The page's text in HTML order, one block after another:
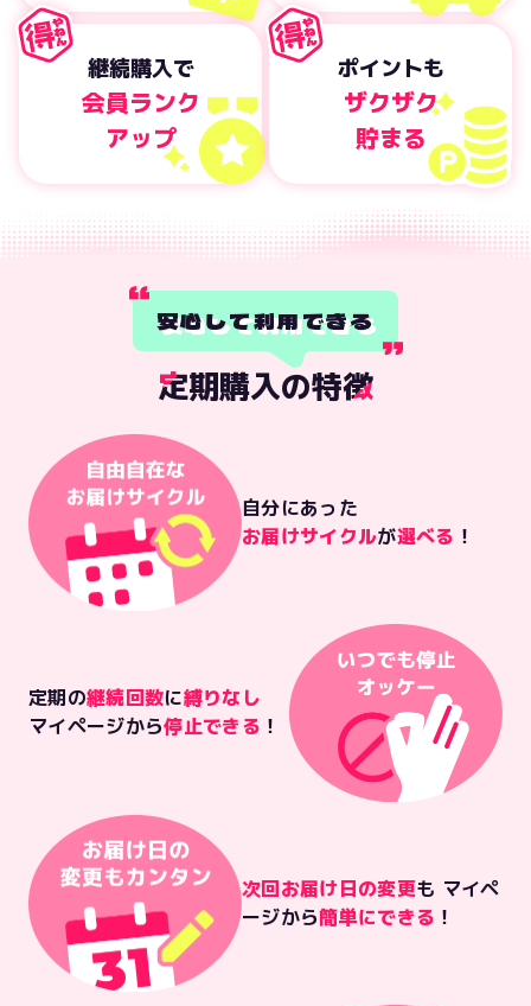
継続購入で
会員ランク
アップ
ポイントも
ザクザク
貯まる
安心して利用できる
定期購入の特徴
自分にあった
お届けサイクルが選べる ！
定期の継続回数に縛りなし
マイページから停止できる ！
次回お届け日の変更も マイペ
ージから簡単にできる ！